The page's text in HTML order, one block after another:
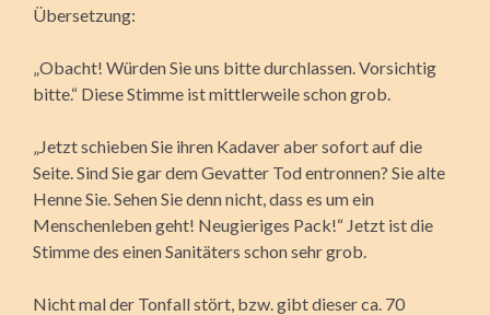
Übersetzung:
„Obacht! Würden Sie uns bitte durchlassen. Vorsichtig
bitte.“ Diese Stimme ist mittlerweile schon grob.
„Jetzt schieben Sie ihren Kadaver aber sofort auf die
Seite. Sind Sie gar dem Gevatter Tod entronnen? Sie alte
Henne Sie. Sehen Sie denn nicht, dass es um ein
Menschenleben geht! Neugieriges Pack!“ Jetzt ist die
Stimme des einen Sanitäters schon sehr grob.
Nicht mal der Tonfall stört, bzw. gibt dieser ca. 70